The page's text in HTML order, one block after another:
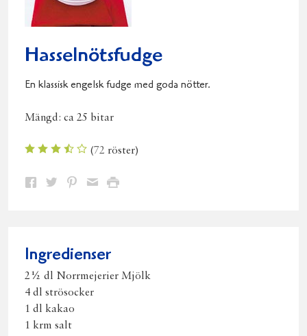
Hasselnötsfudge
En klassisk engelsk fudge med goda nötter.
Mängd: ca 25 bitar
(72 röster)
Dela Dela Dela DelaSkriv
Ingredienser
2½ dl Norrmejerier Mjölk
4 dl strösocker
1 dl kakao
1 krm salt